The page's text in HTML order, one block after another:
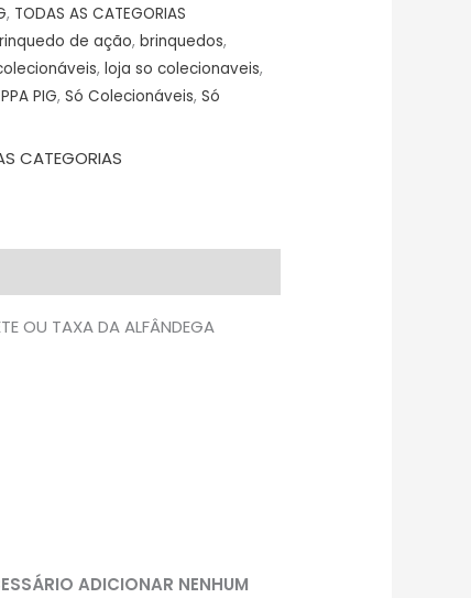
, TODAS AS CATEGORIAS
de ação, brinquedos,
, loja so colecionaveis,
PIG, Só Colecionáveis, Só
CATEGORIAS
OU TAXA DA ALFÂNDEGA
ADICIONAR NENHUM